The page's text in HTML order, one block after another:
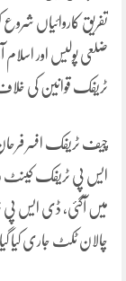
تفریق کاروائیاں
ضلعی پولیس اور
ٹریفک قوانین کی
چیف ٹریفک افسر
ایس پی ٹریفک کینٹ
چالان ٹکٹ جاری کیا